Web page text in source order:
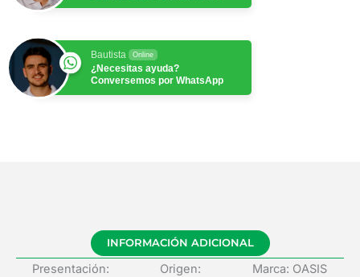
Bautista Online
¿Necesitas ayuda?
Conversemos por WhatsApp
INFORMACIÓN ADICIONAL
Presentación:
Origen:
Marca: OASIS